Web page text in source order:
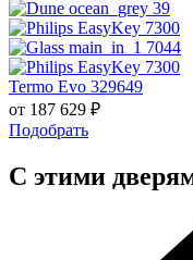
Termo Evo 329649
от 187 629 ₽
Подобрать
С этими